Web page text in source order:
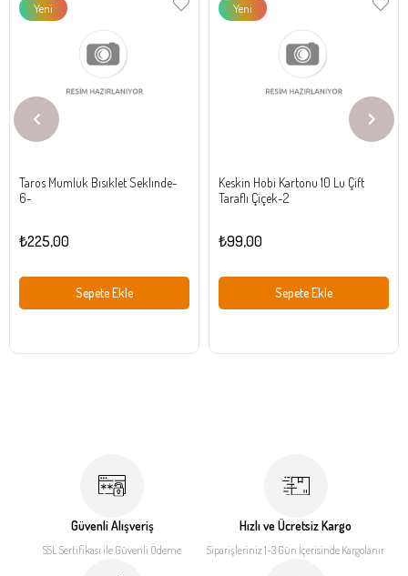
Taros Mumluk Bısıklet Seklınde-
6-
₺225,00
Sepete Ekle
Yeni
Keskin Hobi Kartonu 10 Lu Çift
Taraflı Çiçek-2
₺99,00
Sepete Ekle
Yeni
Güvenli Alışveriş
SSL Sertifikası ile Güvenli Ödeme
Hızlı ve Ücretsiz Kargo
Siparişleriniz 1-3 Gün İçerisinde Kargolanır